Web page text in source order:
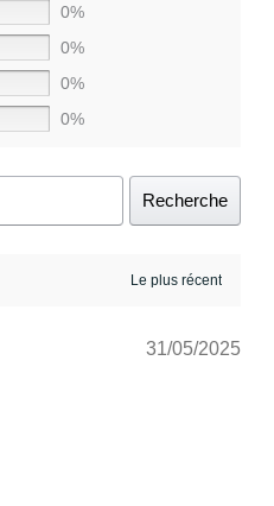
0%
0%
0%
0%
Recherche
31/05/2025